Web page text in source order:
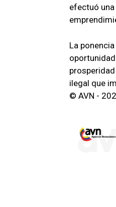
efectuó
La
ilegal que
© AVN -